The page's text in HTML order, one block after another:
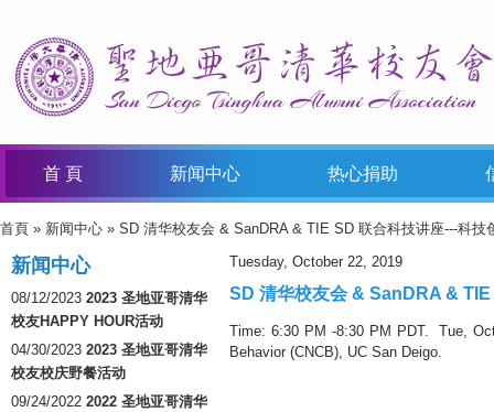
首 頁 新闻中心 热心捐助
You Are Here
首頁 » 新闻中心 » SD 清华校友会 & SanDRA & TIE SD 联合科技讲座---科技
新闻中心
08/12/2023 2023 圣地亚哥清华
校友HAPPY HOUR活动
04/30/2023 2023 圣地亚哥清华
校友校庆野餐活动
09/24/2022 2022 圣地亚哥清华
Tuesday, October 22, 2019
SD 清华校友会 & SanDRA &
Time: 6:30 PM -8:30 PM PDT. Tue,
Behavior (CNCB), UC San Deigo.